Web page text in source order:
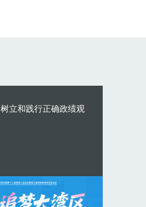
树立和践行正确政绩观